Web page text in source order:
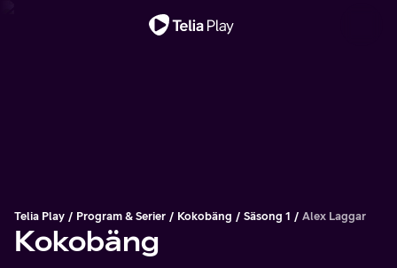
Telia Play Program & Serier Kokobäng Säsong 1 Alex Laggar
Kokobäng